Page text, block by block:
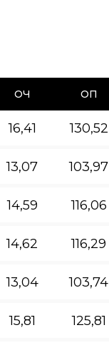
ОЧ ОП
16,41 130,52
13,07 103,97
14,59 116,06
14,62 116,29
13,04 103,74
15,81 125,81